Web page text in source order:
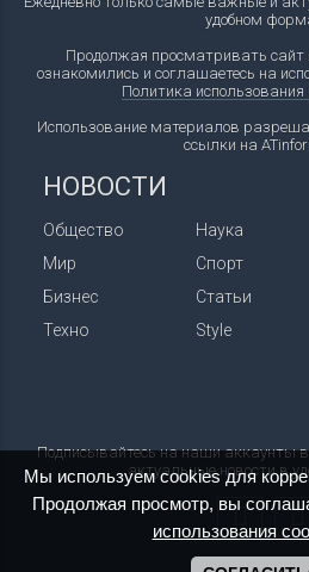
удобном
Продолжая просматривать сайт
ознакомились и соглашаетесь на
Политика использования
Использование материалов
ссылки на
НОВОСТИ
Общество
Мир
Бизнес
Техно
Наука
Спорт
Статьи
Style
Подписывайтесь на наши аккаунты в
актуальные новости в
Мы используем cookies для
Продолжая просмотр, вы
использования